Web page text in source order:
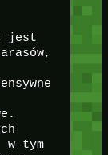
jest
w tym